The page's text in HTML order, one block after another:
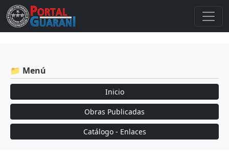
📁 Menú
Inicio
Obras Publicadas
Catálogo - Enlaces